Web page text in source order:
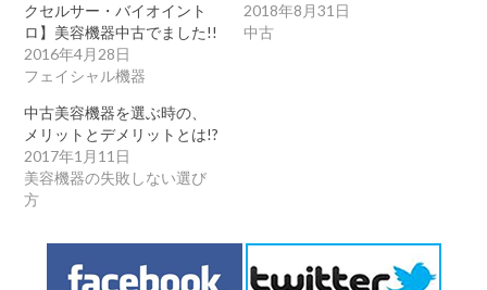
クセルサー・バイオイント
ロ】美容機器中古でました!!
2016年4月28日
フェイシャル機器
2018年8月31日
中古
中古美容機器を選ぶ時の、
メリットとデメリットとは!?
2017年1月11日
美容機器の失敗しない選び
方